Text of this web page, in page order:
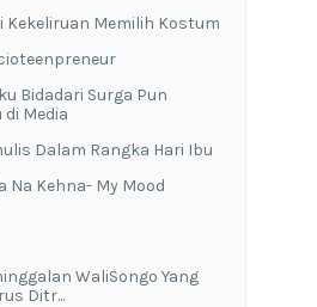
Kekeliruan Memilih Kostum
Bidadari Surga Pun
di Media
Dalam Rangka Hari Ibu
Na Kehna- My Mood
WaliSongo Yang
Ditr...